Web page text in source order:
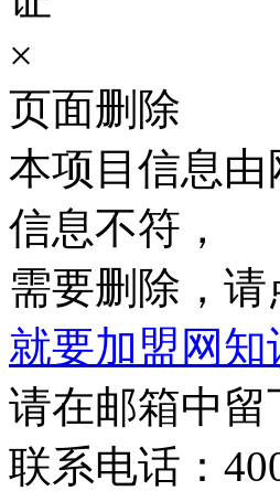
×
页面删除
本项目信息
信息不符，
需要删除，
就要加盟网
请在邮箱中
联系电话：